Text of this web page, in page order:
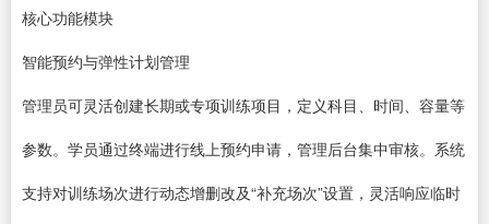
核心功能模块
智能预约与弹性计划管理
管理员可灵活创建长期或专项训练项目，定义科目、时间、容量等
参数。学员通过终端进行线上预约申请，管理后台集中审核。系统
支持对训练场次进行动态增删改及“补充场次”设置，灵活响应临时